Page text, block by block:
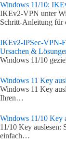
Windows 11/10:
IKEv2-VPN unter
Schritt-Anleitung
IKEv2-IPSec-VPN-
Ursachen &
Windows 11/10
Windows 11 Key
Windows 11 Key
Ihren…
Windows 11/10 Key
11/10 Key auslesen:
einfach…